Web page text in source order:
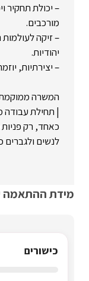
– יכולת תחקיר
מורכבים.
– זיקה
יהודיות.
– יצירתיות,
| תחילת עבודה
כאחד, רק
לנשים ולגברים
מידת ההתאמה
כישורים